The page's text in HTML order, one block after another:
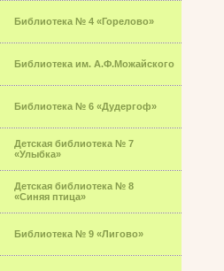
Библиотека № 4 «Горелово»
Библиотека им. А.Ф.Можайского
Библиотека № 6 «Дудергоф»
Детская библиотека № 7
«Улыбка»
Детская библиотека № 8
«Синяя птица»
Библиотека № 9 «Лигово»